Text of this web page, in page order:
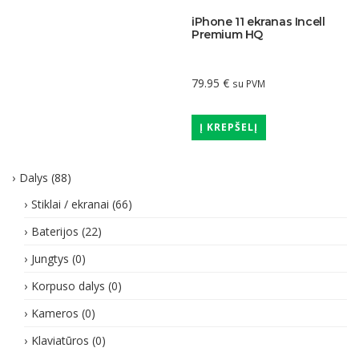
iPhone 11 ekranas Incell
Premium HQ
79.95 € su PVM
Į KREPŠELĮ
Dalys (88)
Stiklai / ekranai (66)
Baterijos (22)
Jungtys (0)
Korpuso dalys (0)
Kameros (0)
Klaviatūros (0)